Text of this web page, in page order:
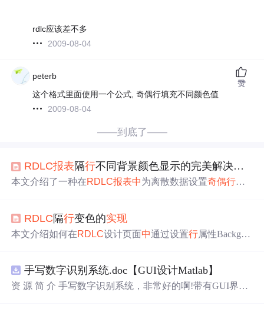
rdlc应该差不多
2009-08-04
peterb
这个格式里面使用一个公式, 奇偶行填充不同颜色值
2009-08-04
赞
——到底了——
RDLC报表 隔行不同背景颜色显示的完美解决方案
本文介绍了一种在RDLC报表中为离散数据设置奇偶行背
RDLC隔行变色的实现
本文介绍如何在RDLC设计页面中通过设置行属性Backgro
手写数字识别系统.doc【GUI设计Matlab】
资 源 简 介 手写数字识别系统，非常好的啊!带有GUI界